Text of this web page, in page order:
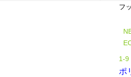
フ
1-9
ポ